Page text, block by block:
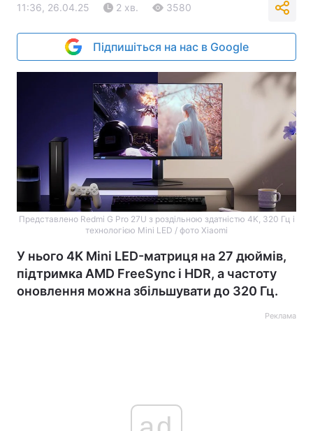
11:36, 26.04.25 2 хв. 3580
Підпишіться на нас в Google
Представлено Redmi G Pro 27U з роздільною здатністю 4K, 320 Гц і
технологією Mini LED / фото Xiaomi
У нього 4K Mini LED-матриця на 27 дюймів,
підтримка AMD FreeSync і HDR, а частоту
оновлення можна збільшувати до 320 Гц.
Реклама